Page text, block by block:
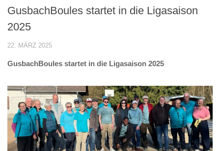
GusbachBoules startet in die Ligasaison
2025
22. MÄRZ 2025
GusbachBoules startet in die Ligasaison 2025